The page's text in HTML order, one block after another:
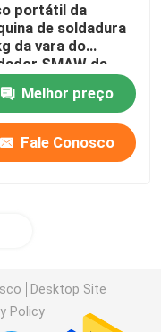
portátil da
de soldadura
da vara do
SMAW da
de 50HZ 130A
Melhor preço
Fale Conosco
Desktop Site
Policy